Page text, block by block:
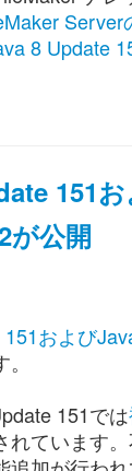
Server
8 Update
151
が公開
および
151では
れています